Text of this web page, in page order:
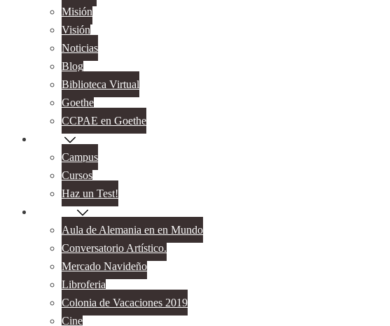
Misión
Visión
Noticias
Blog
Biblioteca Virtual
Goethe
CCPAE en Goethe
Campus
Cursos
Haz un Test!
Aula de Alemania en en Mundo
Conversatorio Artístico.
Mercado Navideño
Libroferia
Colonia de Vacaciones 2019
Cine